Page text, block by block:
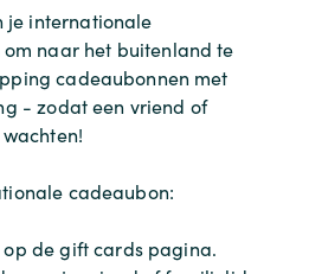
je internationale
naar het buitenland te
cadeaubonnen met
- zodat een vriend of
cadeaubon:
op de gift cards pagina.